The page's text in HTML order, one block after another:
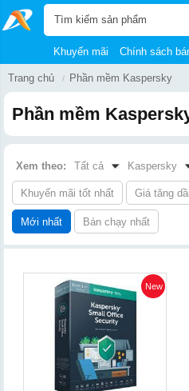
Khuyến mãi Chính sách
Trang chủ Phần mềm Kaspersky
Phần mềm
Xem theo: Tất cả Kaspersky
Khuyến mãi tốt nhất Giá tăng
Mới nhất Bán chạy nhất
New